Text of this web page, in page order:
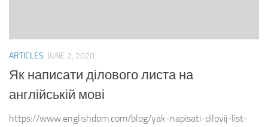
ARTICLES JUNE 2, 2020
Як написати ділового листа на
англійській мові
https://www.englishdom.com/blog/yak-napisati-dilovij-list-